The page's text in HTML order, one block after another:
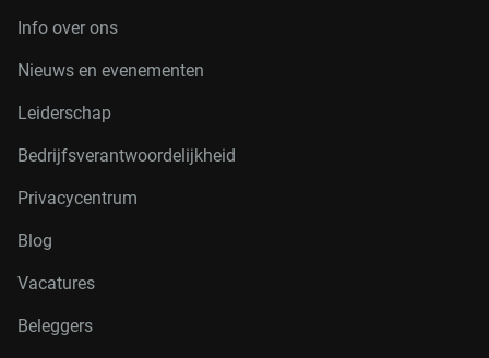
Info over ons
Nieuws en evenementen
Leiderschap
Bedrijfsverantwoordelijkheid
Privacycentrum
Blog
Vacatures
Beleggers